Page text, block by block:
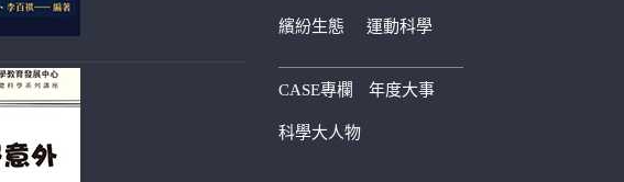
繽紛生態 運動科學
————————————
CASE專欄 年度大事
科學大人物